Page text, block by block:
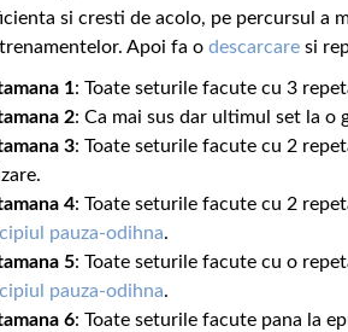
si cresti de acolo, pe percursul a
Apoi fa o descarcare si
1: Toate seturile facute cu 3
2: Ca mai sus dar ultimul set la o
3: Toate seturile facute cu 2
4: Toate seturile facute cu 2
pauza-odihna.
5: Toate seturile facute cu o
pauza-odihna.
6: Toate seturile facute pana la